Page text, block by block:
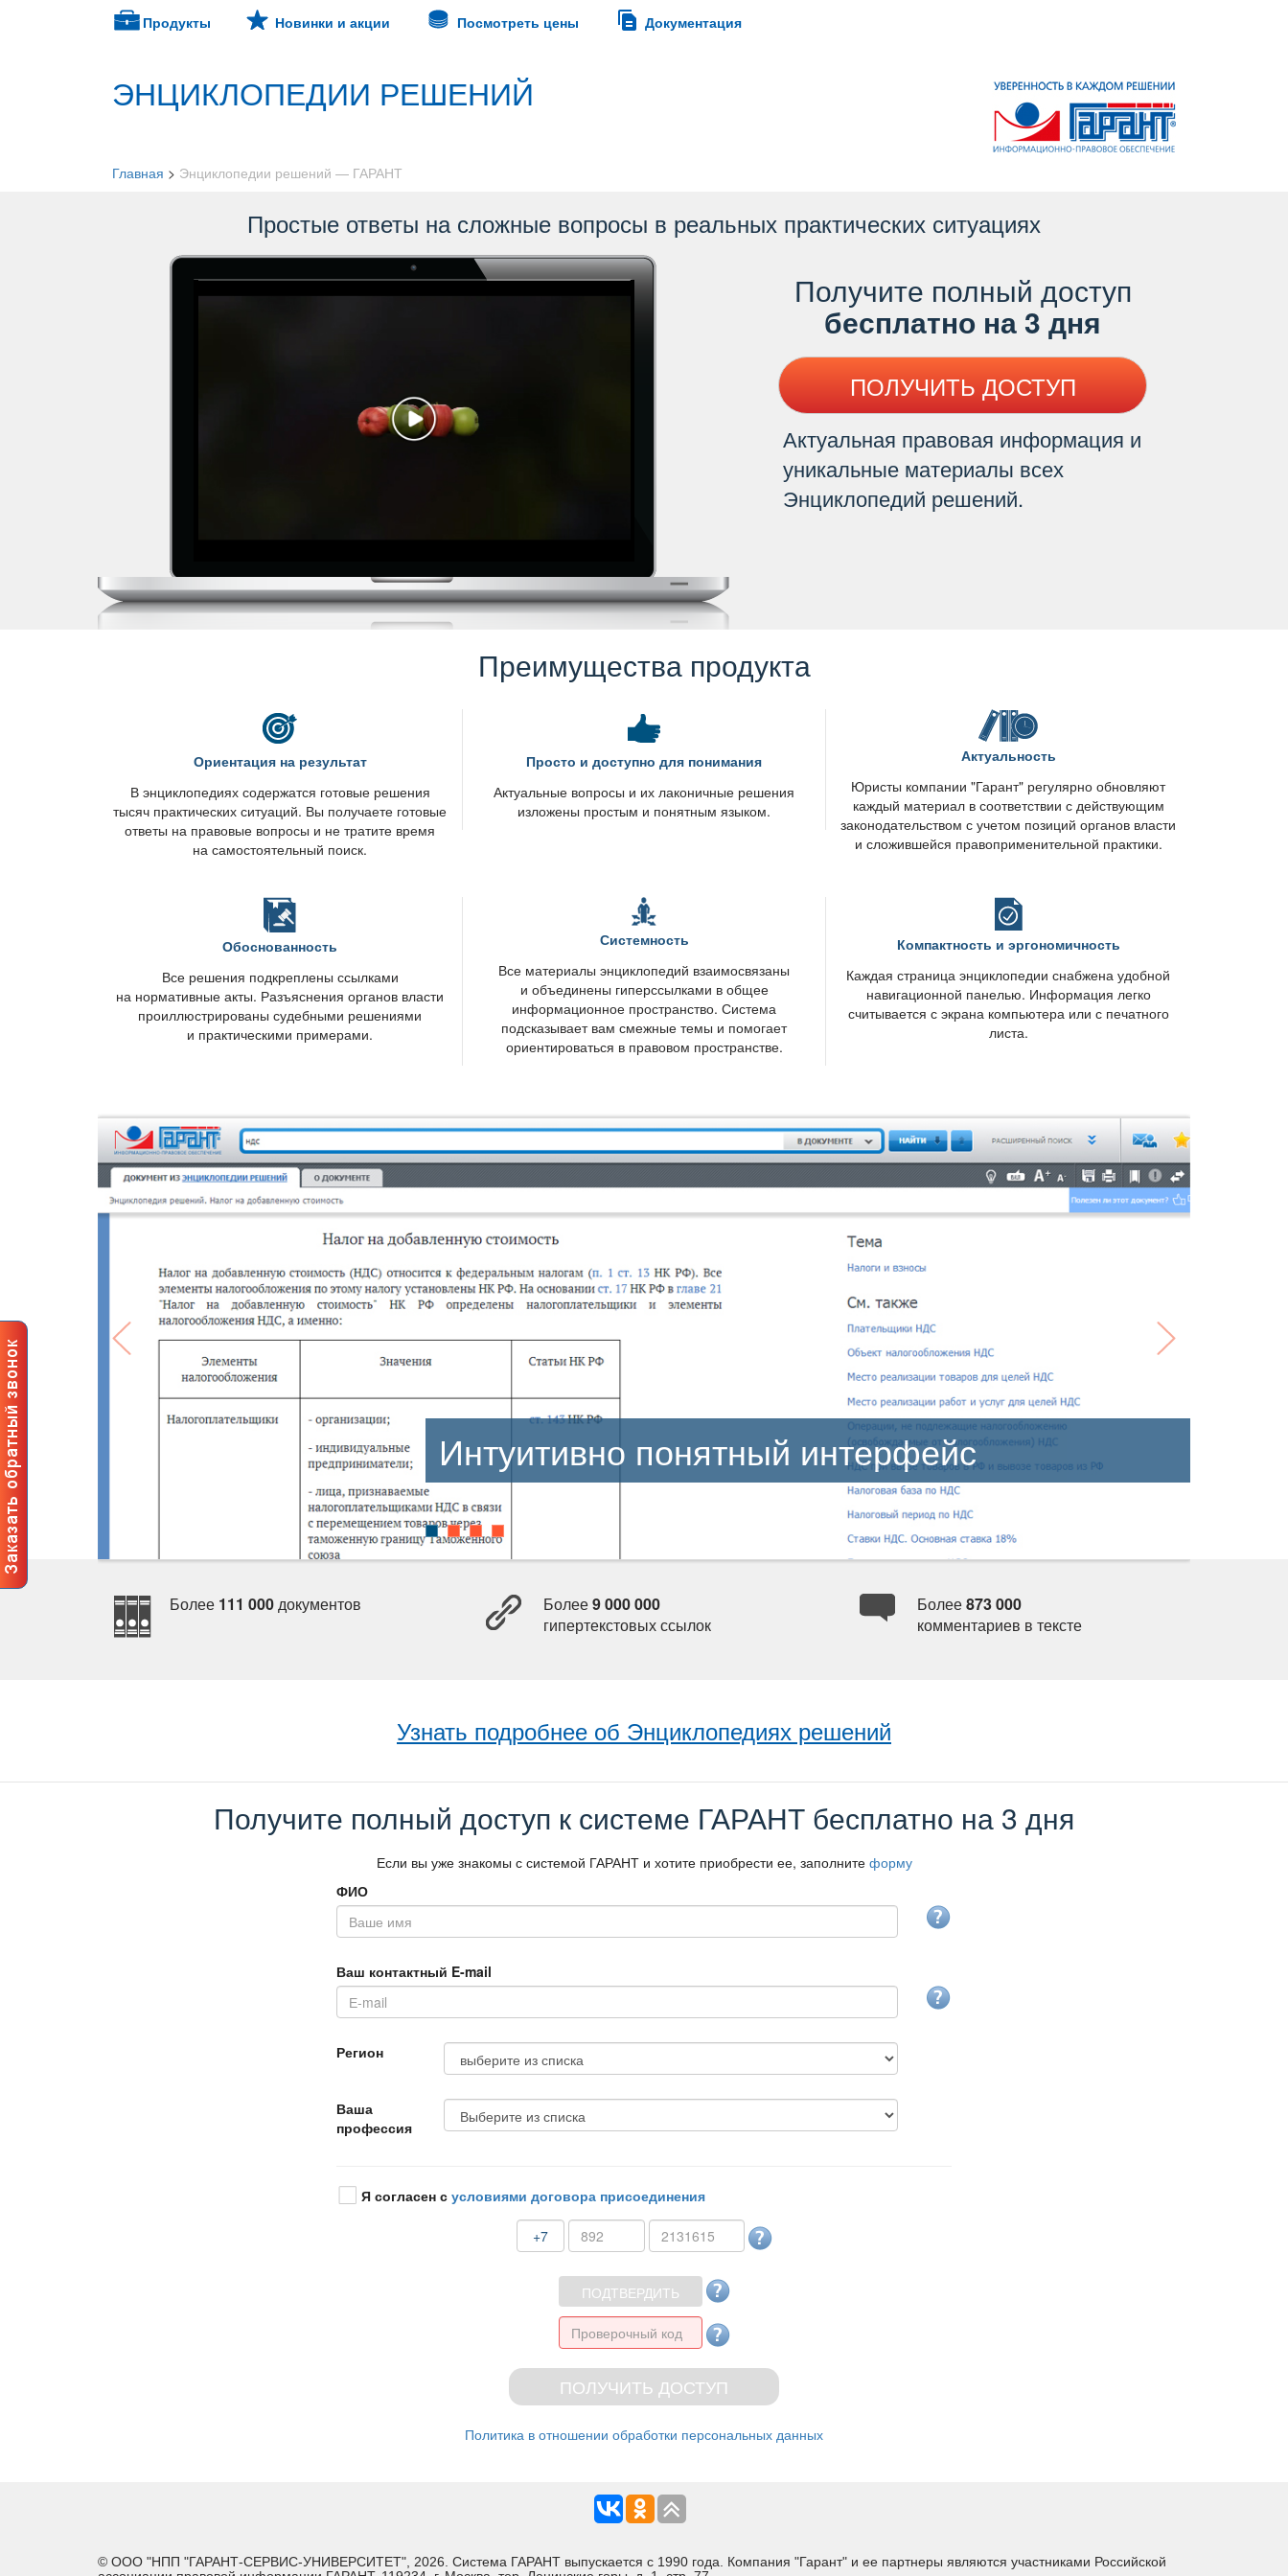
Продукты Новинки и акции Посмотреть цены Документация
ЭНЦИКЛОПЕДИИ РЕШЕНИЙ
Главная > Энциклопедии решений — ГАРАНТ
Простые ответы на сложные вопросы в реальных практических ситуациях
Получите полный доступ
есплатно на 3 дня
ПОЛУЧИТЬ ДОСТУП
Актуальная правовая информация и
уникальные материалы всех
Энциклопедий решений.
Преимущества продукта
Ориентация на результат
энциклопедиях содержатся готовые решения
тысяч практических ситуаций. Вы получаете готовые
ответы на правовые вопросы и не тратите время
на самостоятельный поиск.
Просто и доступно для понимания
Актуальные вопросы и их лаконичные решения
изложены простым и понятным языком.
Актуальность
Юристы компании "Гарант" регулярно обновляют
каждый материал в соответствии с действующим
законодательством с учетом позиций органов власти
и сложившейся правоприменительной практики.
Обоснованность
се решения подкреплены ссылками
на нормативные акты. Разъяснения органов власти
проиллюстрированы судебными решениями
и практическими примерами.
Системность
се материалы энциклопедий взаимосвязаны
и объединены гиперссылками в общее
информационное пространство. Система
подсказывает вам смежные темы и помогает
ориентироваться в правовом пространстве.
Компактность и эргономичность
Каждая страница энциклопедии снабжена удобной
навигационной панелью. Информация легко
считывается с экрана компьютера или с печатного
листа.
Интуитивно понятный интерфейс
Более 111 000документо Более9 000 000
ипертекстовых ссылок
Более873 000
комментариев в тексте
Узнать подробнее об Энциклопедиях решений
Получите полный доступ к системе ГАРАНТ бесплатно на 3 дня
Если вы уже знакомы с системой ГАРАНТ и хотите приобрести ее, заполните форму
ФИО
аш контактный E-mail
Регион
аша
профессия
Я согласен с условиями договора присоединения
+7
Политика в отношении обработки персональных данных
© ООО "НПП "ГАРАНТ-СЕРВИС-УНИВЕРСИТЕТ", 2026. Система ГАРАНТ выпускается с 1990 года. Компания "Гарант" и ее партнеры являются участниками Российской